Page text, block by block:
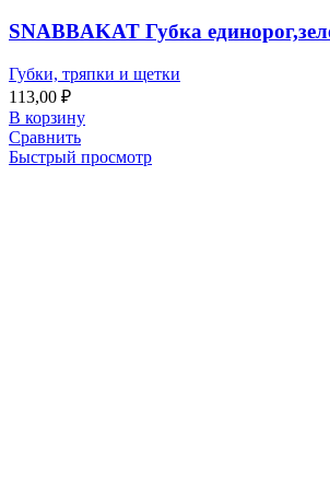
SNABBAKAT Губка
Губки, тряпки и щетки
113,00 ₽
В корзину
Сравнить
Быстрый просмотр